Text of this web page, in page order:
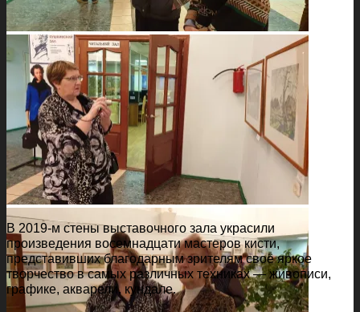
В 2019-м стены выставочного зала украсили
произведения восемнадцати мастеров кисти,
представивших благодарным зрителям своё яркое
творчество в самых различных техниках — живописи,
графике, акварели, кундале.